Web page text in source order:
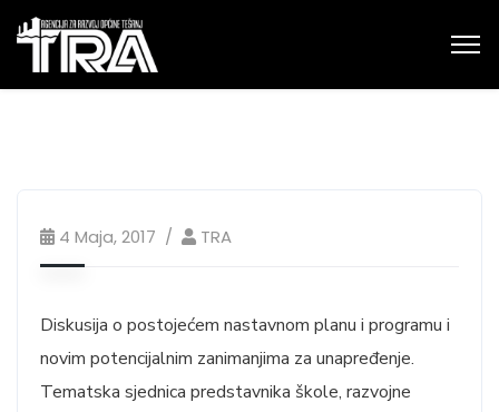
4 Maja, 2017 TRA
Diskusija o postojećem nastavnom planu i programu i
novim potencijalnim zanimanjima za unapređenje.
Tematska sjednica predstavnika škole, razvojne